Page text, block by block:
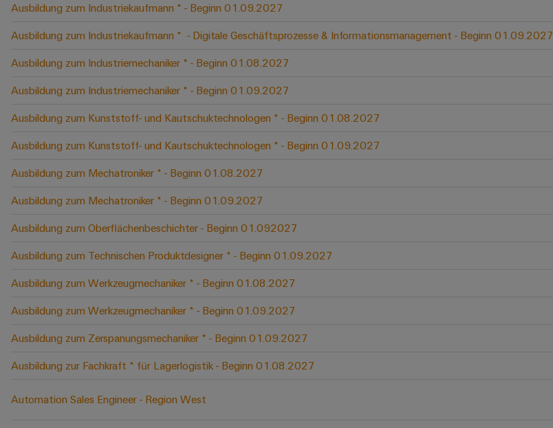
Ausbildung zum Industriekaufmann * - Beginn 01.09.2027
Ausbildung zum Industriekaufmann * ​ - Digitale Geschäftsprozesse & Informationsmanagement - Beginn 01.09.2027
Ausbildung zum Industriemechaniker * - Beginn 01.08.2027
Ausbildung zum Industriemechaniker * - Beginn 01.09.2027
Ausbildung zum Kunststoff- und Kautschuktechnologen * - Beginn 01.08.2027
Ausbildung zum Kunststoff- und Kautschuktechnologen * - Beginn 01.09.2027
Ausbildung zum Mechatroniker * - Beginn 01.08.2027
Ausbildung zum Mechatroniker * - Beginn 01.09.2027
Ausbildung zum Oberflächenbeschichter - Beginn 01.092027
Ausbildung zum Technischen Produktdesigner * - Beginn 01.09.2027
Ausbildung zum Werkzeugmechaniker * - Beginn 01.08.2027
Ausbildung zum Werkzeugmechaniker * - Beginn 01.09.2027
Ausbildung zum Zerspanungsmechaniker * - Beginn 01.09.2027
Ausbildung zur Fachkraft * für Lagerlogistik - Beginn 01.08.2027
Automation Sales Engineer - Region West